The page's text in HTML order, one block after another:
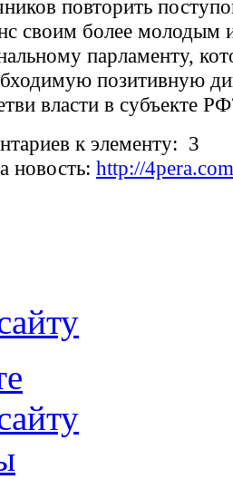
повторить
своим более молодым
парламенту,
позитивную
власти в субъекте
к элементу: 3
новость: http://